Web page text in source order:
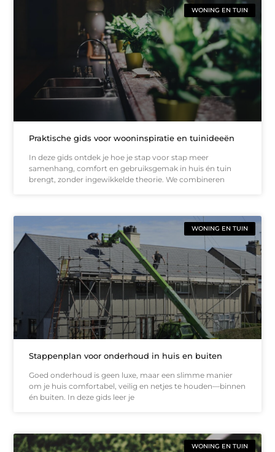
WONING EN TUIN
Praktische gids voor wooninspiratie en tuinideeën
In deze gids ontdek je hoe je stap voor stap meer
samenhang, comfort en gebruiksgemak in huis én tuin
brengt, zonder ingewikkelde theorie. We combineren
WONING EN TUIN
Stappenplan voor onderhoud in huis en buiten
Goed onderhoud is geen luxe, maar een slimme manier
om je huis comfortabel, veilig en netjes te houden—binnen
én buiten. In deze gids leer je
WONING EN TUIN